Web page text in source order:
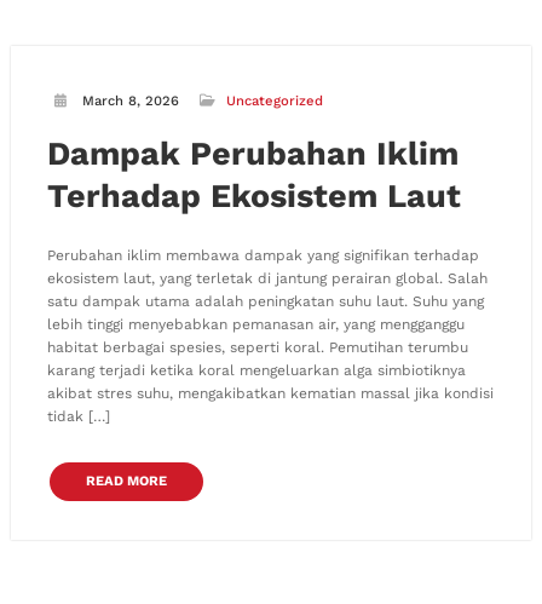
March 8, 2026 Uncategorized
Dampak Perubahan Iklim
Terhadap Ekosistem Laut
Perubahan iklim membawa dampak yang signifikan terhadap
ekosistem laut, yang terletak di jantung perairan global. Salah
satu dampak utama adalah peningkatan suhu laut. Suhu yang
lebih tinggi menyebabkan pemanasan air, yang mengganggu
habitat berbagai spesies, seperti koral. Pemutihan terumbu
karang terjadi ketika koral mengeluarkan alga simbiotiknya
akibat stres suhu, mengakibatkan kematian massal jika kondisi
tidak […]
READ MORE